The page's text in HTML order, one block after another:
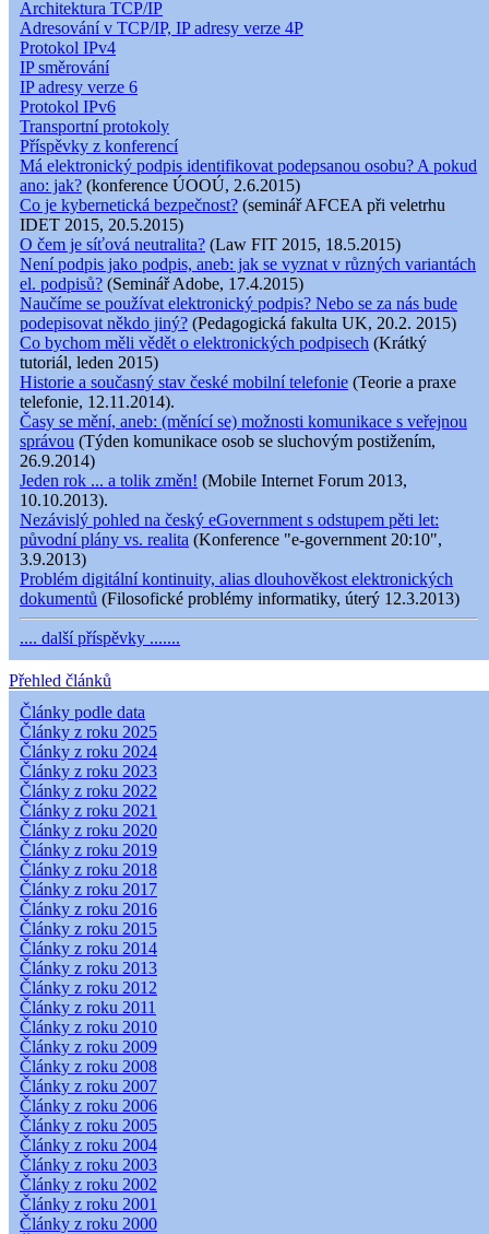
Architektura TCP/IP
Adresování v TCP/IP, IP adresy verze 4P
Protokol IPv4
IP směrování
IP adresy verze 6
Protokol IPv6
Transportní protokoly
Příspěvky z konferencí
Má elektronický podpis identifikovat podepsanou osobu? A pokud
ano: jak? (konference ÚOOÚ, 2.6.2015)
Co je kybernetická bezpečnost? (seminář AFCEA při veletrhu
IDET 2015, 20.5.2015)
O čem je síťová neutralita? (Law FIT 2015, 18.5.2015)
Není podpis jako podpis, aneb: jak se vyznat v různých variantách
el. podpisů? (Seminář Adobe, 17.4.2015)
Naučíme se používat elektronický podpis? Nebo se za nás bude
podepisovat někdo jiný? (Pedagogická fakulta UK, 20.2. 2015)
Co bychom měli vědět o elektronických podpisech (Krátký
tutoriál, leden 2015)
Historie a současný stav české mobilní telefonie (Teorie a praxe
telefonie, 12.11.2014).
Časy se mění, aneb: (měnící se) možnosti komunikace s veřejnou
správou (Týden komunikace osob se sluchovým postižením,
26.9.2014)
Jeden rok ... a tolik změn! (Mobile Internet Forum 2013,
10.10.2013).
Nezávislý pohled na český eGovernment s odstupem pěti let:
původní plány vs. realita (Konference "e-government 20:10",
3.9.2013)
Problém digitální kontinuity, alias dlouhověkost elektronických
dokumentů (Filosofické problémy informatiky, úterý 12.3.2013)
.... další příspěvky .......
Přehled článků
Články podle data
Články z roku 2025
Články z roku 2024
Články z roku 2023
Články z roku 2022
Články z roku 2021
Články z roku 2020
Články z roku 2019
Články z roku 2018
Články z roku 2017
Články z roku 2016
Články z roku 2015
Články z roku 2014
Články z roku 2013
Články z roku 2012
Články z roku 2011
Články z roku 2010
Články z roku 2009
Články z roku 2008
Články z roku 2007
Články z roku 2006
Články z roku 2005
Články z roku 2004
Články z roku 2003
Články z roku 2002
Články z roku 2001
Články z roku 2000